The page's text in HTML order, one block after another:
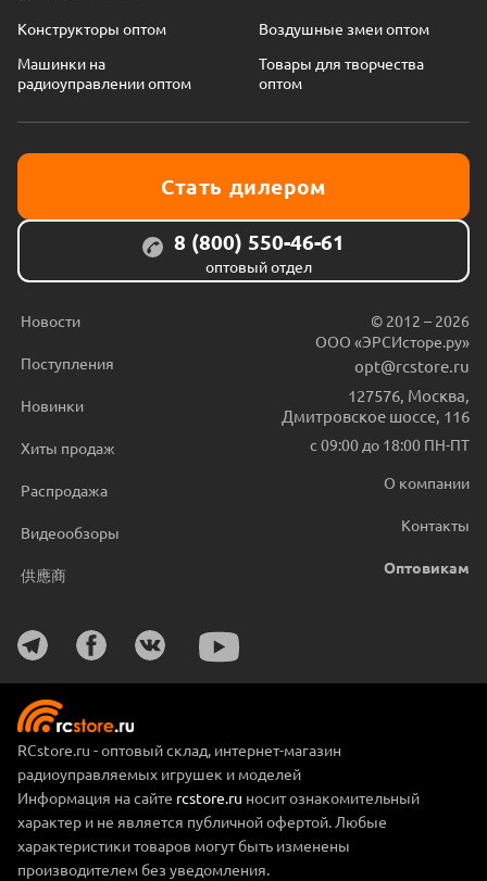
Конструкторы оптом
Воздушные змеи оптом
Машинки на
радиоуправлении оптом
Товары для творчества
оптом
Стать дилером
8 (800) 550-46-61
оптовый отдел
Новости
Поступления
Новинки
Хиты продаж
Распродажа
Видеообзоры
供應商
© 2012 – 2026
ООО «ЭРСИсторе.ру»
opt@rcstore.ru
127576 Москва
Дмитровское шоссе, 116
с 09:00 до 18:00 ПН-ПТ
О компании
Контакты
Оптовикам
RCstore.ru - оптовый склад, интернет-магазин
радиоуправляемых игрушек и моделей
Информация на сайте rcstore.ru носит ознакомительный
характер и не является публичной офертой. Любые
характеристики товаров могут быть изменены
производителем без уведомления.